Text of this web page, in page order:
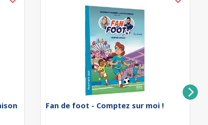
Fan de foot - Comptez sur moi !